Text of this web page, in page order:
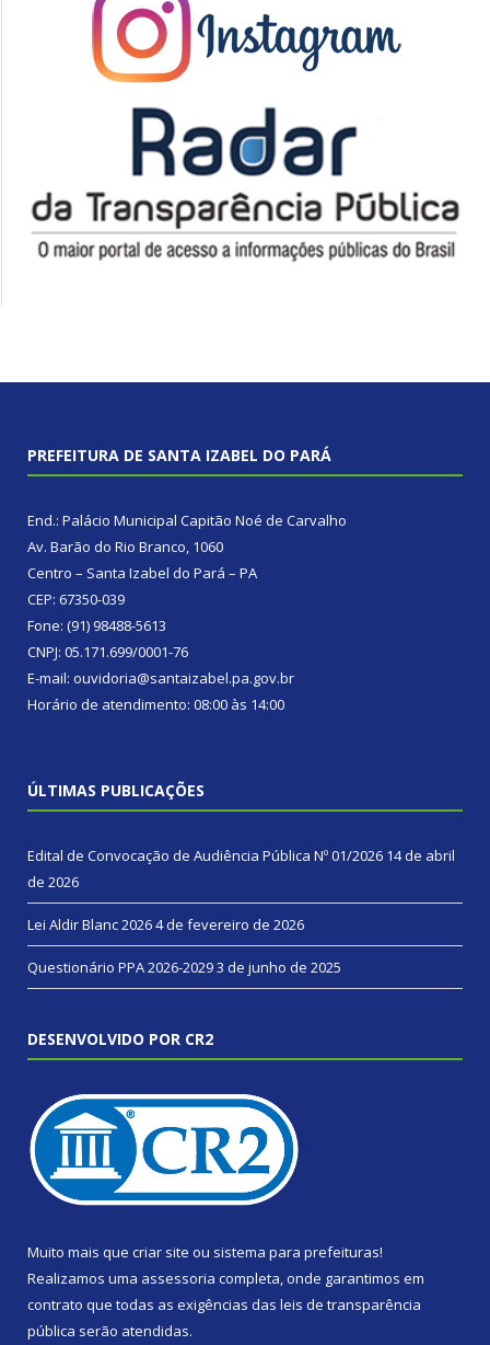
PREFEITURA DE SANTA IZABEL DO PARÁ
End.: Palácio Municipal Capitão Noé de Carvalho
Av. Barão do Rio Branco, 1060
Centro – Santa Izabel do Pará – PA
CEP: 67350-039
Fone: (91) 98488-5613
CNPJ: 05.171.699/0001-76
E-mail: ouvidoria@santaizabel.pa.gov.br
Horário de atendimento: 08:00 às 14:00
ÚLTIMAS PUBLICAÇÕES
Edital de Convocação de Audiência Pública Nº 01/2026 14 de abril
de 2026
Lei Aldir Blanc 20264 de fevereiro de 2026
Questionário PPA 2026-20293 de junho de 2025
DESENVOLVIDO POR CR2
Muito mais que criar site ou sistema para prefeituras!
Realizamos uma assessoria completa, onde garantimos em
contrato que todas as exigências das leis de transparência
pública serão atendidas.